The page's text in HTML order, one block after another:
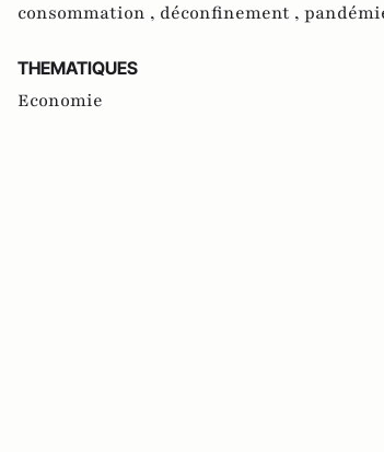
consommation , déconfinement ,
THEMATIQUES
Economie